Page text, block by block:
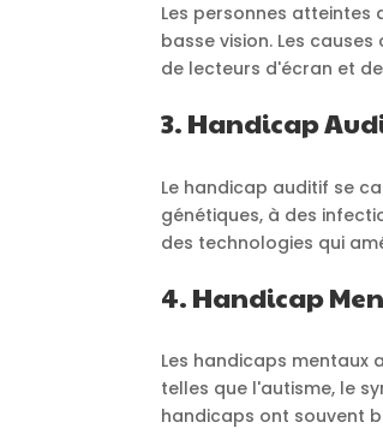
Les personnes
basse vision. Les
de lecteurs d'écran et
3. Handicap
Le handicap auditif se
génétiques, à des
des technologies qui
4. Handicap
Les handicaps
telles que l'autisme, le
handicaps ont souvent